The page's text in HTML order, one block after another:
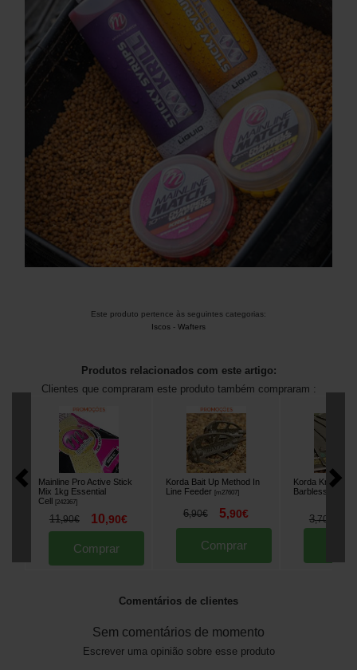
Este produto pertence às seguintes categorias:
Iscos - Wafters
Produtos relacionados com este artigo:
Clientes que compraram este produto também compraram :
Mainline Pro Active Stick
Mix 1kg Essential
Cell [242367]
11,90€ 10,90€
Comprar
Korda Bait Up Method In
Line Feeder [m27607]
6,90€ 5,90€
Comprar
Korda Krank
Barbless
3,70
Comentários de clientes
Sem comentários de momento
Escrever uma opinião sobre esse produto